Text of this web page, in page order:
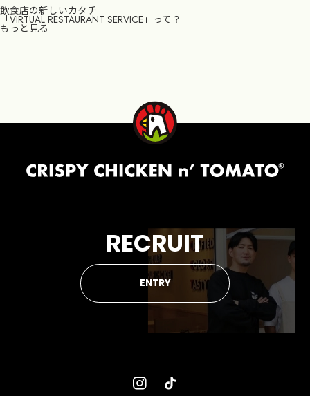
飲食店の新しいカタチ
「VIRTUAL RESTAURANT SERVICE」って？
もっと見る
RECRUIT
ENTRY